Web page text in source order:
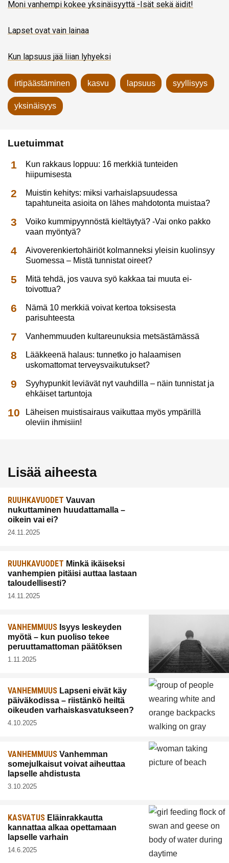
Moni vanhempi kokee yksinäisyyttä -Isät sekä äidit!
Lapset ovat vain lainaa
Kun lapsuus jää liian lyhyeksi
irtipäästäminen kasvu lapsuus syyllisyys
yksinäisyys
Luetuimmat
Kun rakkaus loppuu: 16 merkkiä tunteiden
hiipumisesta
Muistin kehitys: miksi varhaislapsuudessa
tapahtuneita asioita on lähes mahdotonta muistaa?
Voiko kummipyynnöstä kieltäytyä? -Vai onko pakko
vaan myöntyä?
Aivoverenkiertohäiriöt kolmanneksi yleisin kuolinsyy
Suomessa – Mistä tunnistat oireet?
Mitä tehdä, jos vauva syö kakkaa tai muuta ei-
toivottua?
Nämä 10 merkkiä voivat kertoa toksisesta
parisuhteesta
Vanhemmuuden kultareunuksia metsästämässä
Lääkkeenä halaus: tunnetko jo halaamisen
uskomattomat terveysvaikutukset?
Syyhypunkit leviävät nyt vauhdilla – näin tunnistat ja
ehkäiset tartuntoja
Läheisen muistisairaus vaikuttaa myös ympärillä
oleviin ihmisiin!
Lisää aiheesta
RUUHKAVUODET Vauvan
nukuttaminen huudattamalla –
oikein vai ei?
24.11.2025
RUUHKAVUODET Minkä ikäiseksi
vanhempien pitäisi auttaa lastaan
taloudellisesti?
14.11.2025
VANHEMMUUS Isyys leskeyden
myötä – kun puoliso tekee
peruuttamattoman päätöksen
1.11.2025
VANHEMMUUS Lapseni eivät käy
päiväkodissa – riistänkö heiltä
oikeuden varhaiskasvatukseen?
4.10.2025
VANHEMMUUS Vanhemman
somejulkaisut voivat aiheuttaa
lapselle ahdistusta
3.10.2025
KASVATUS Eläinrakkautta
kannattaa alkaa opettamaan
lapselle varhain
14.6.2025